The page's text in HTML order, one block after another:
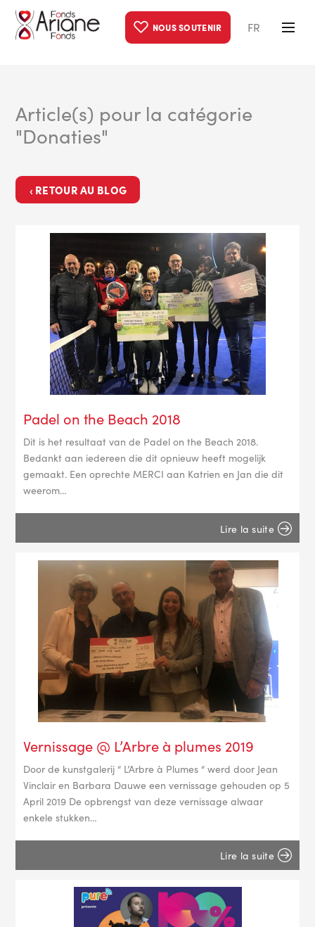
NOUS SOUTENIR FR
Article(s) pour la catégorie
"Donaties"
‹ RETOUR AU BLOG
Padel on the Beach 2018
Dit is het resultaat van de Padel on the Beach 2018.
Bedankt aan iedereen die dit opnieuw heeft mogelijk
gemaakt. Een oprechte MERCI aan Katrien en Jan die dit
weerom…
Lire la suite
Vernissage @ L’Arbre à plumes 2019
Door de kunstgalerij “ L’Arbre à Plumes “ werd door Jean
Vinclair en Barbara Dauwe een vernissage gehouden op 5
April 2019 ​De opbrengst van deze vernissage alwaar
enkele stukken…
Lire la suite